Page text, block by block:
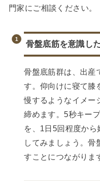
門家にご相談ください。
骨盤底筋を意識し
骨盤底筋群は、出産
す。仰向けに寝て膝
慢するようなイメー
締めます。5秒キー
を、1日5回程度か
してみましょう。骨
すことにつながりま